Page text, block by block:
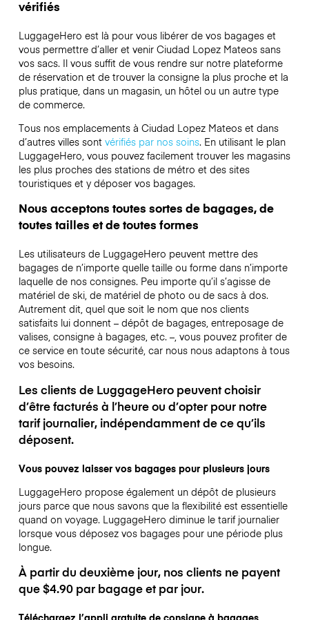
vérifiés
LuggageHero est là pour vous libérer de vos bagages et
vous permettre d’aller et venir Ciudad Lopez Mateos sans
vos sacs. Il vous suffit de vous rendre sur notre plateforme
de réservation et de trouver la consigne la plus proche et la
plus pratique, dans un magasin, un hôtel ou un autre type
de commerce.
Tous nos emplacements à Ciudad Lopez Mateos et dans
d’autres villes sont vérifiés par nos soins. En utilisant le plan
LuggageHero, vous pouvez facilement trouver les magasins
les plus proches des stations de métro et des sites
touristiques et y déposer vos bagages.
Nous acceptons toutes sortes de bagages, de
toutes tailles et de toutes formes
Les utilisateurs de LuggageHero peuvent mettre des
bagages de n’importe quelle taille ou forme dans n’importe
laquelle de nos consignes. Peu importe qu’il s’agisse de
matériel de ski, de matériel de photo ou de sacs à dos.
Autrement dit, quel que soit le nom que nos clients
satisfaits lui donnent – dépôt de bagages, entreposage de
valises, consigne à bagages, etc. –, vous pouvez profiter de
ce service en toute sécurité, car nous nous adaptons à tous
vos besoins.
Les clients de LuggageHero peuvent choisir
d’être facturés à l’heure ou d’opter pour notre
tarif journalier, indépendamment de ce qu’ils
déposent.
Vous pouvez laisser vos bagages pour plusieurs jours
LuggageHero propose également un dépôt de plusieurs
jours parce que nous savons que la flexibilité est essentielle
quand on voyage. LuggageHero diminue le tarif journalier
lorsque vous déposez vos bagages pour une période plus
longue.
À partir du deuxième jour, nos clients ne payent
que $4.90 par bagage et par jour.